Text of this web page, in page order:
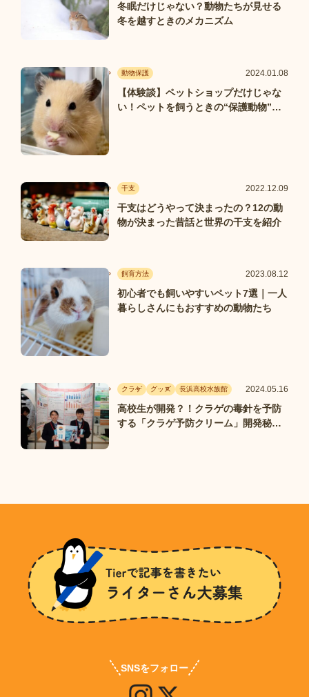
冬眠だけじゃない？動物たちが見せる
冬を越すときのメカニズム
動物保護 2024.01.08
【体験談】ペットショップだけじゃな
い！ペットを飼うときの“保護動物”と
干支 2022.12.09
干支はどうやって決まったの？12の動
物が決まった昔話と世界の干支を紹介
飼育方法 2023.08.12
初心者でも飼いやすいペット7選｜一人
暮らしさんにもおすすめの動物たち
クラゲ グッズ 長浜高校水族館 2024.05.16
高校生が開発？！クラゲの毒針を予防
する「クラゲ予防クリーム」開発秘話
SNSをフォロー